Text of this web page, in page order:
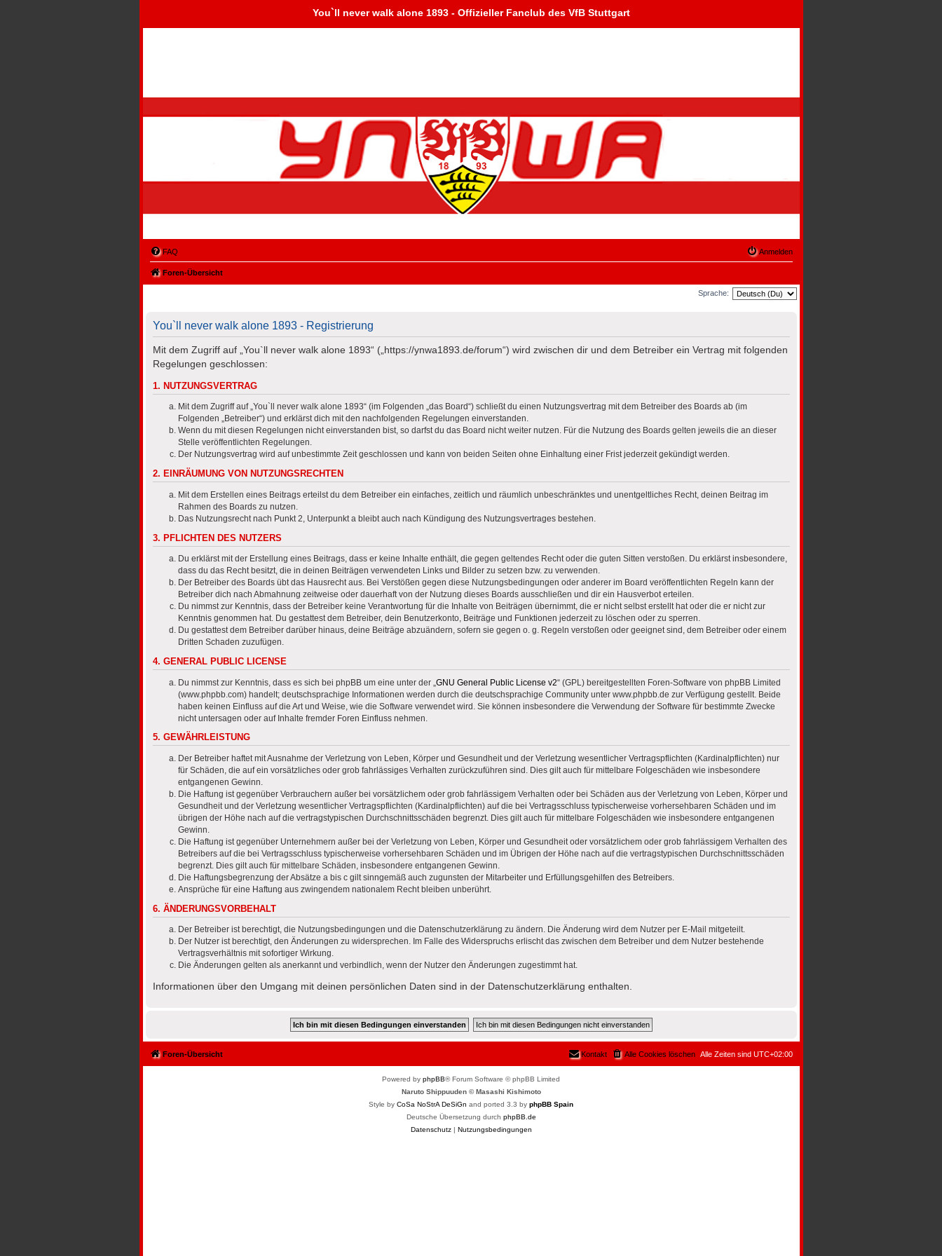
You`ll never walk alone 1893 - Offizieller Fanclub des VfB Stuttgart
FAQ Anmelden
Foren-Übersicht
Sprache:
You`ll never walk alone 1893 - Registrierung
Mit dem Zugriff auf „You`ll never walk alone 1893“ („https://ynwa1893.de/forum“) wird zwischen dir und dem Betreiber ein Vertrag mit folgenden
Regelungen geschlossen:
1. NUTZUNGSVERTRAG
Mit dem Zugriff auf „You`ll never walk alone 1893“ (im Folgenden „das Board“) schließt du einen Nutzungsvertrag mit dem Betreiber des Boards ab (im
Folgenden „Betreiber“) und erklärst dich mit den nachfolgenden Regelungen einverstanden.
Wenn du mit diesen Regelungen nicht einverstanden bist, so darfst du das Board nicht weiter nutzen. Für die Nutzung des Boards gelten jeweils die an dieser
Stelle veröffentlichten Regelungen.
Der Nutzungsvertrag wird auf unbestimmte Zeit geschlossen und kann von beiden Seiten ohne Einhaltung einer Frist jederzeit gekündigt werden.
2. EINRÄUMUNG VON NUTZUNGSRECHTEN
Mit dem Erstellen eines Beitrags erteilst du dem Betreiber ein einfaches, zeitlich und räumlich unbeschränktes und unentgeltliches Recht, deinen Beitrag im
Rahmen des Boards zu nutzen.
Das Nutzungsrecht nach Punkt 2, Unterpunkt a bleibt auch nach Kündigung des Nutzungsvertrages bestehen.
3. PFLICHTEN DES NUTZERS
Du erklärst mit der Erstellung eines Beitrags, dass er keine Inhalte enthält, die gegen geltendes Recht oder die guten Sitten verstoßen. Du erklärst insbesondere,
dass du das Recht besitzt, die in deinen Beiträgen verwendeten Links und Bilder zu setzen bzw. zu verwenden.
Der Betreiber des Boards übt das Hausrecht aus. Bei Verstößen gegen diese Nutzungsbedingungen oder anderer im Board veröffentlichten Regeln kann der
Betreiber dich nach Abmahnung zeitweise oder dauerhaft von der Nutzung dieses Boards ausschließen und dir ein Hausverbot erteilen.
Du nimmst zur Kenntnis, dass der Betreiber keine Verantwortung für die Inhalte von Beiträgen übernimmt, die er nicht selbst erstellt hat oder die er nicht zur
Kenntnis genommen hat. Du gestattest dem Betreiber, dein Benutzerkonto, Beiträge und Funktionen jederzeit zu löschen oder zu sperren.
Du gestattest dem Betreiber darüber hinaus, deine Beiträge abzuändern, sofern sie gegen o. g. Regeln verstoßen oder geeignet sind, dem Betreiber oder einem
Dritten Schaden zuzufügen.
4. GENERAL PUBLIC LICENSE
Du nimmst zur Kenntnis, dass es sich bei phpBB um eine unter der „ GNU General Public License v2“ (GPL) bereitgestellten Foren-Software von phpBB Limited
(www.phpbb.com) handelt; deutschsprachige Informationen werden durch die deutschsprachige Community unter www.phpbb.de zur Verfügung gestellt. Beide
haben keinen Einfluss auf die Art und Weise, wie die Software verwendet wird. Sie können insbesondere die Verwendung der Software für bestimmte Zwecke
nicht untersagen oder auf Inhalte fremder Foren Einfluss nehmen.
5. GEWÄHRLEISTUNG
Der Betreiber haftet mit Ausnahme der Verletzung von Leben, Körper und Gesundheit und der Verletzung wesentlicher Vertragspflichten (Kardinalpflichten) nur
für Schäden, die auf ein vorsätzliches oder grob fahrlässiges Verhalten zurückzuführen sind. Dies gilt auch für mittelbare Folgeschäden wie insbesondere
entgangenen Gewinn.
Die Haftung ist gegenüber Verbrauchern außer bei vorsätzlichem oder grob fahrlässigem Verhalten oder bei Schäden aus der Verletzung von Leben, Körper und
Gesundheit und der Verletzung wesentlicher Vertragspflichten (Kardinalpflichten) auf die bei Vertragsschluss typischerweise vorhersehbaren Schäden und im
übrigen der Höhe nach auf die vertragstypischen Durchschnittsschäden begrenzt. Dies gilt auch für mittelbare Folgeschäden wie insbesondere entgangenen
Gewinn.
Die Haftung ist gegenüber Unternehmern außer bei der Verletzung von Leben, Körper und Gesundheit oder vorsätzlichem oder grob fahrlässigem Verhalten des
Betreibers auf die bei Vertragsschluss typischerweise vorhersehbaren Schäden und im Übrigen der Höhe nach auf die vertragstypischen Durchschnittsschäden
begrenzt. Dies gilt auch für mittelbare Schäden, insbesondere entgangenen Gewinn.
Die Haftungsbegrenzung der Absätze a bis c gilt sinngemäß auch zugunsten der Mitarbeiter und Erfüllungsgehilfen des Betreibers.
Ansprüche für eine Haftung aus zwingendem nationalem Recht bleiben unberührt.
6. ÄNDERUNGSVORBEHALT
Der Betreiber ist berechtigt, die Nutzungsbedingungen und die Datenschutzerklärung zu ändern. Die Änderung wird dem Nutzer per E-Mail mitgeteilt.
Der Nutzer ist berechtigt, den Änderungen zu widersprechen. Im Falle des Widerspruchs erlischt das zwischen dem Betreiber und dem Nutzer bestehende
Vertragsverhältnis mit sofortiger Wirkung.
Die Änderungen gelten als anerkannt und verbindlich, wenn der Nutzer den Änderungen zugestimmt hat.
Informationen über den Umgang mit deinen persönlichen Daten sind in der Datenschutzerklärung enthalten.
Foren-Übersicht Alle Zeiten sind UTC+02:00
Alle Cookies löschen
Kontakt
Powered by phpBB® Forum Software © phpBB Limited
Naruto Shippuuden © Masashi Kishimoto
Style by CoSa NoStrA DeSiGn and ported 3.3 by phpBB Spain
Deutsche Übersetzung durch phpBB.de
Datenschutz| Nutzungsbedingungen